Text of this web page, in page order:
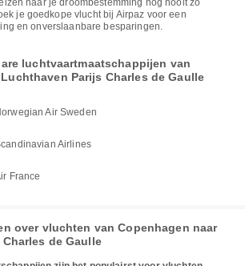
naar je droombestemming nog nooit zo
je goedkope vlucht bij Airpaz voor een
en onverslaanbare besparingen.
luchtvaartmaatschappijen van
Parijs Charles de Gaulle
Air Sweden
Airlines
France
over vluchten van Copenhagen naar
de Gaulle